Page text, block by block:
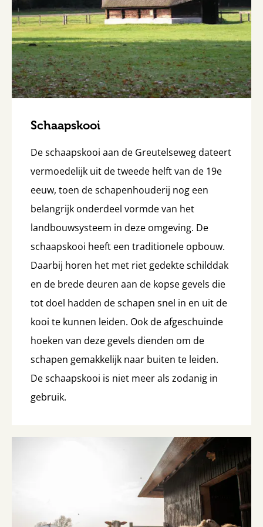
Schaapskooi
De schaapskooi aan de Greutelseweg dateert
vermoedelijk uit de tweede helft van de 19e
eeuw, toen de schapenhouderij nog een
belangrijk onderdeel vormde van het
landbouwsysteem in deze omgeving. De
schaapskooi heeft een traditionele opbouw.
Daarbij horen het met riet gedekte schilddak
en de brede deuren aan de kopse gevels die
tot doel hadden de schapen snel in en uit de
kooi te kunnen leiden. Ook de afgeschuinde
hoeken van deze gevels dienden om de
schapen gemakkelijk naar buiten te leiden.
De schaapskooi is niet meer als zodanig in
gebruik.